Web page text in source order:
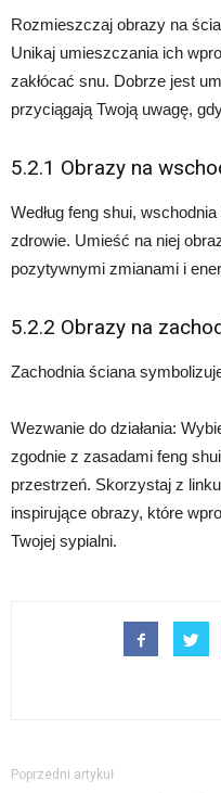
Rozmieszczaj obrazy na
Unikaj umieszczania ich
zakłócać snu. Dobrze jest
przyciągają Twoją uwagę,
5.2.1 Obrazy na
Według feng shui,
zdrowie. Umieść na niej
pozytywnymi zmianami i
5.2.2 Obrazy na
Zachodnia ściana
Wezwanie do działania:
zgodnie z zasadami feng
przestrzeń. Skorzystaj z linku
inspirujące obrazy, które
Twojej sypialni.
Poprzedni artykuł